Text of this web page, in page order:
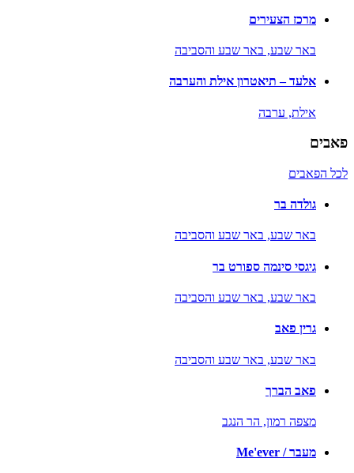
מרכז הצעירים
באר שבע, באר שבע והסביבה
אלעד – תיאטרון אילת והערבה
אילת, ערבה
פאבים
לכל הפאבים
גולדה בר
באר שבע, באר שבע והסביבה
גיגסי סינמה ספורט בר
באר שבע, באר שבע והסביבה
גרין פאב
באר שבע, באר שבע והסביבה
פאב הברך
מצפה רמון, הר הנגב
מעבר / Me'ever